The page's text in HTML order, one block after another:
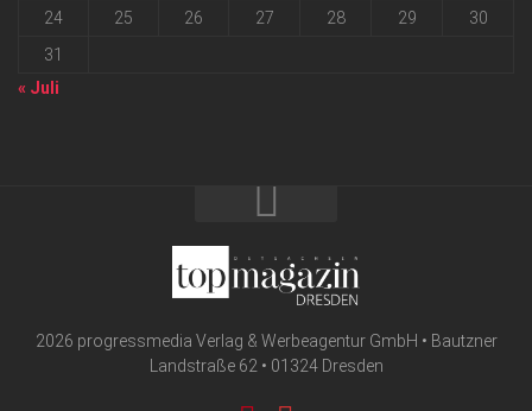
24
25 26 27 28 29
30
31
« Juli
2026 progressmedia Verlag & Werbeagentur GmbH • Bautzner
Landstraße 62 • 01324 Dresden